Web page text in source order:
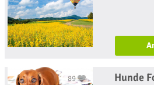
89 Hunde